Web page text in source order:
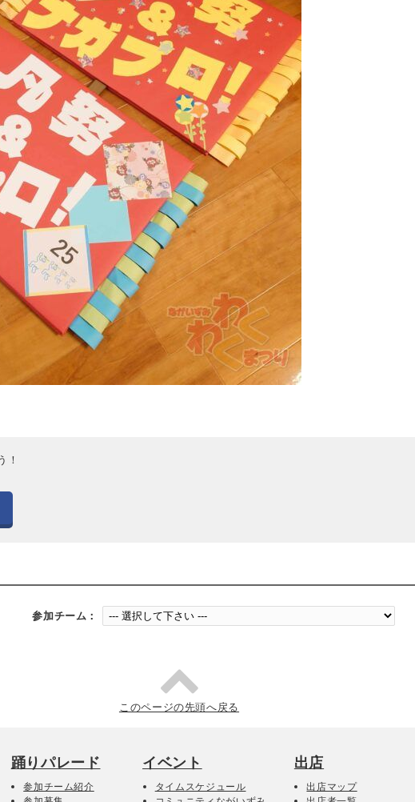
！
参加チーム：
このページの先頭へ戻る
踊りパレード
参加チーム紹介
イベント
タイムスケジュール
出店
出店マップ